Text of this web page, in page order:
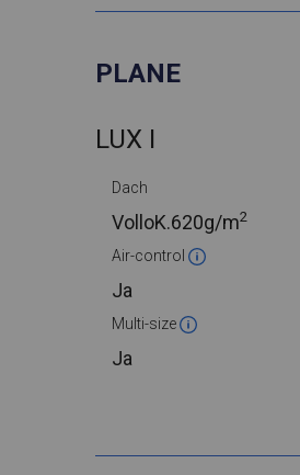
PLANE
LUX I
Dach
VolloK.620g/m2
Air-control
Ja
Multi-size
Ja